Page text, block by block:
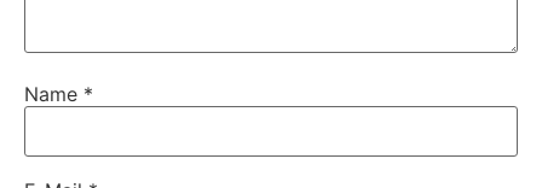
Name *